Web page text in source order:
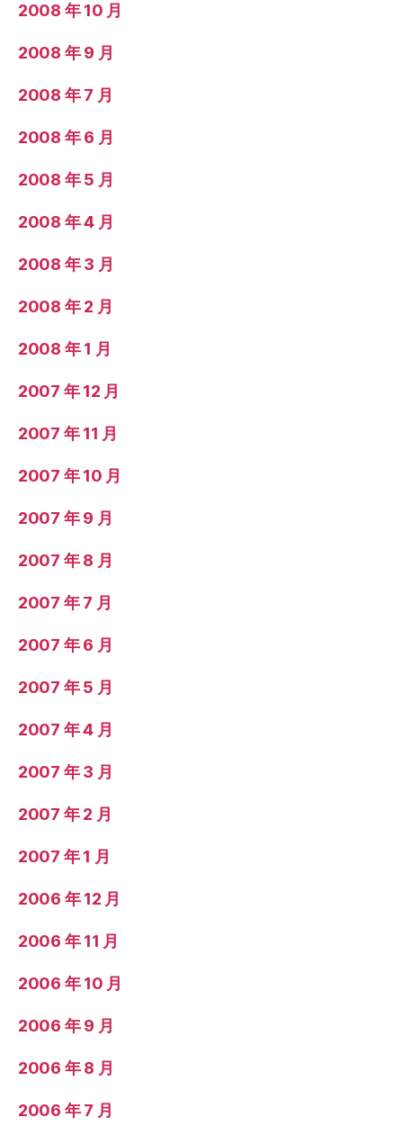
2008 年 10 月
2008 年 9 月
2008 年 7 月
2008 年 6 月
2008 年 5 月
2008 年 4 月
2008 年 3 月
2008 年 2 月
2008 年 1 月
2007 年 12 月
2007 年 11 月
2007 年 10 月
2007 年 9 月
2007 年 8 月
2007 年 7 月
2007 年 6 月
2007 年 5 月
2007 年 4 月
2007 年 3 月
2007 年 2 月
2007 年 1 月
2006 年 12 月
2006 年 11 月
2006 年 10 月
2006 年 9 月
2006 年 8 月
2006 年 7 月